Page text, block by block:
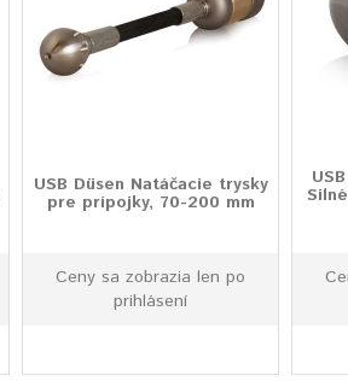
USB Düsen Natáčacie trysky
pre prípojky, 70-200 mm
Ceny sa zobrazia len po
prihlásení